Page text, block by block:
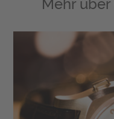
Mehr über